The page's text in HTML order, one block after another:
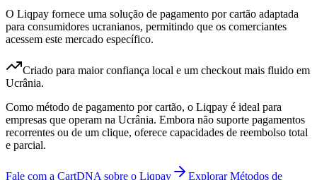
O Liqpay fornece uma solução de pagamento por cartão adaptada
para consumidores ucranianos, permitindo que os comerciantes
acessem este mercado específico.
Criado para maior confiança local e um checkout mais fluido em
Ucrânia.
Como método de pagamento por cartão, o Liqpay é ideal para
empresas que operam na Ucrânia. Embora não suporte pagamentos
recorrentes ou de um clique, oferece capacidades de reembolso total
e parcial.
Fale com a CartDNA sobre o Liqpay Explorar Métodos de